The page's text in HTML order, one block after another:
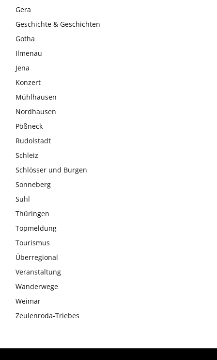
Gera
Geschichte & Geschichten
Gotha
Ilmenau
Jena
Konzert
Mühlhausen
Nordhausen
Pößneck
Rudolstadt
Schleiz
Schlösser und Burgen
Sonneberg
Suhl
Thüringen
Topmeldung
Tourismus
Überregional
Veranstaltung
Wanderwege
Weimar
Zeulenroda-Triebes